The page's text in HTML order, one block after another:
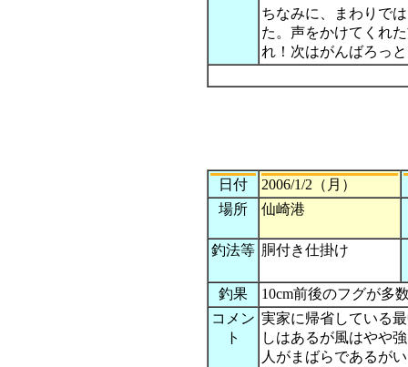
ちなみに、まわりで
た。声をかけてくれ
れ！次はがんばろっ
日付
2006/1/2（月）
場所
仙崎港
釣法等 胴付き仕掛け
釣果
10cm前後のフグが多
コメン
ト
実家に帰省している
しはあるが風はやや
人がまばらであるが